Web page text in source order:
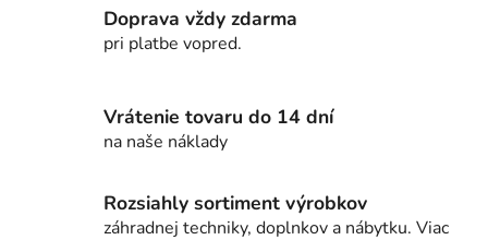
Doprava vždy zdarma
pri platbe vopred.
Vrátenie tovaru do 14 dní
na naše náklady
Rozsiahly sortiment výrobkov
záhradnej techniky, doplnkov a nábytku. Viac